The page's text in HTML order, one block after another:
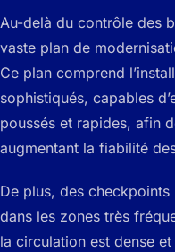
Au-delà du contrôle des
vaste plan de
Ce plan comprend
sophistiqués, capables
poussés et rapides, afin
augmentant la fiabilité
De plus, des
dans les zones très
la circulation est dense